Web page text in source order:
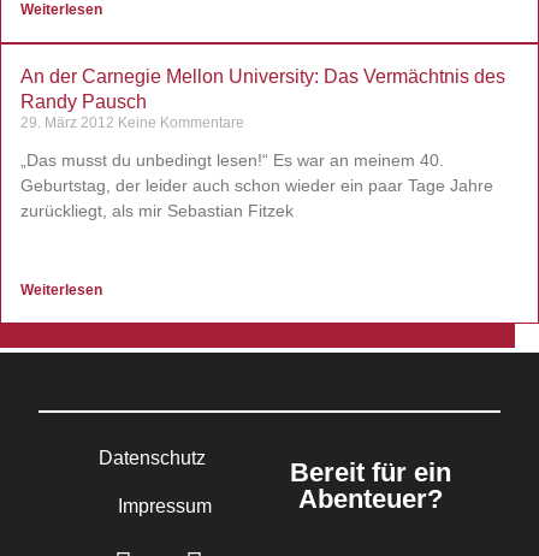
Weiterlesen
An der Carnegie Mellon University: Das Vermächtnis des
Randy Pausch
29. März 2012 Keine Kommentare
„Das musst du unbedingt lesen!“ Es war an meinem 40.
Geburtstag, der leider auch schon wieder ein paar Tage Jahre
zurückliegt, als mir Sebastian Fitzek
Weiterlesen
Datenschutz
Impressum
Bereit für ein
Abenteuer?